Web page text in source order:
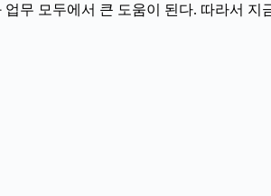
무 모두에서 큰 도움이 된다. 따라서 지